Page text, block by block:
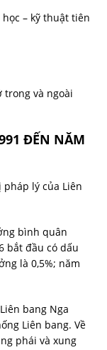
– kỹ thuật tiên
trong và ngoài
ĐẾN NĂM
pháp lý của Liên
bình quân
bắt đầu có dấu
là 0,5%; năm
bang Nga
Liên bang. Về
phái và xung